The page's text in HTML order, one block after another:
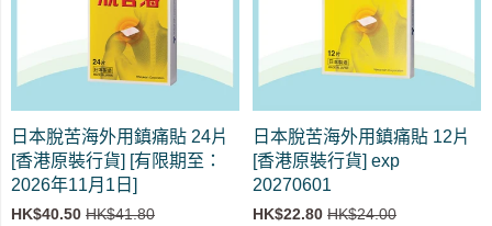
日本脫苦海外用鎮痛貼 24片
[香港原裝行貨] [有限期至：
2026年11月1日]
HK$40.50 HK$41.80
日本脫苦海外用鎮痛貼 12片
[香港原裝行貨] exp
20270601
HK$22.80 HK$24.00